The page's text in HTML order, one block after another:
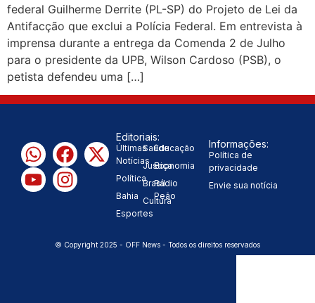
de emergência para população
“Tomamos a decisão de caminhar
|
discorda de Zema sobre fim do Bolsa
Família: “Precisamos dar condições
para as pessoas evoluírem”
federal Guilherme Derrite (PL-SP) do Projeto de Lei da
Antifacção que exclui a Polícia Federal. Em entrevista à
imprensa durante a entrega da Comenda 2 de Julho
para o presidente da UPB, Wilson Cardoso (PSB), o
petista defendeu uma […]
Editoriais:
Últimas
Notícias
Política
Bahia
Esportes
Saúde
Justiça
Brasil
Cultura
Educação
Economia
Rádio
Peão
Informações:
Política de
privacidade
Envie sua notícia
© Copyright 2025 - OFF News - Todos os direitos reservados